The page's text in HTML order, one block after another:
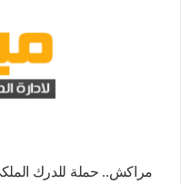
مراكش.. حملة للدرك